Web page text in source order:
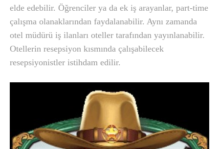
elde edebilir. Öğrenciler ya da ek iş arayanlar, part-time
çalışma olanaklarından faydalanabilir. Aynı zamanda
otel müdürü iş ilanları oteller tarafından yayınlanabilir.
Otellerin resepsiyon kısmında çalışabilecek
resepsiyonistler istihdam edilir.